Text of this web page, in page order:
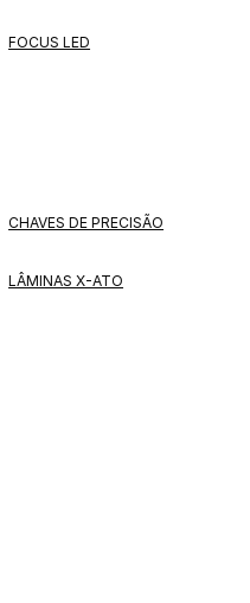
FOCUS LED
CHAVES DE PRECISÃO
LÂMINAS X-ATO